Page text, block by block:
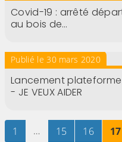
Covid-19 : arrêté
au bois de…
Publié le 30 mars 2020
Lancement
- JE VEUX AIDER
Page
1 sur 17
… Page
15 sur 17
Page
16sur 17
17